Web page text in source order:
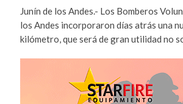
Junín de los Andes.- Los Bomberos
los Andes incorporaron días atrás una
kilómetro, que será de gran utilidad no